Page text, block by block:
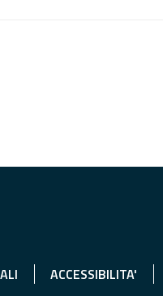
ACCESSIBILITA'